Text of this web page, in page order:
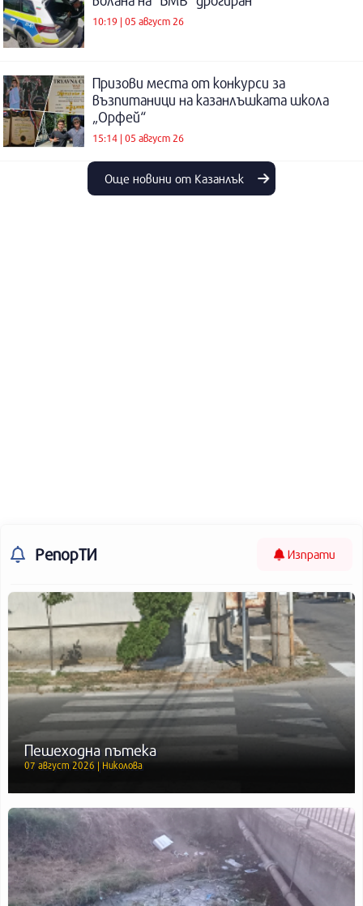
10:19 | 05 август 26
Призови места от конкурси за
възпитаници на казанлъшката школа
„Орфей“
15:14 | 05 август 26
Още новини от Казанлък
РепорТИ Изпрати
Пешеходна пътека
07 август 2026 | Николова